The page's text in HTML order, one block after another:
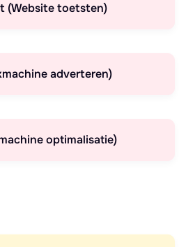
(Website toetsten)
adverteren)
optimalisatie)